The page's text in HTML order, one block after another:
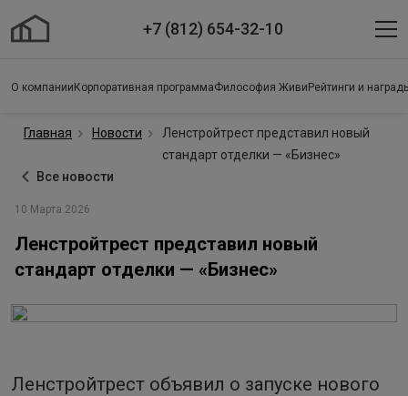
+7 (812) 654-32-10
О компании Корпоративная программаФилософия Живи Рейтинги и
Главная Новости
Ленстройтрест представил новый
стандарт отделки — «Бизнес»
Все новости
10 Марта 2026
Ленстройтрест представил новый
стандарт отделки — «Бизнес»
Ленстройтрест объявил о запуске нового